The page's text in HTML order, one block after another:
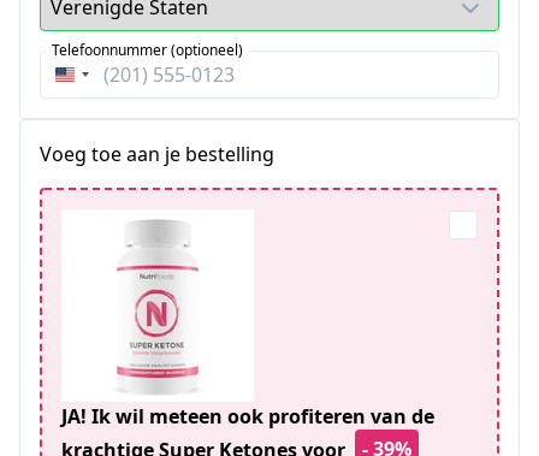
Verenigde
Telefoonnummer (optioneel)
Voeg toe aan je bestelling
JA! Ik wil meteen ook profiteren van de
krachtige Super Ketones voor
- 39%